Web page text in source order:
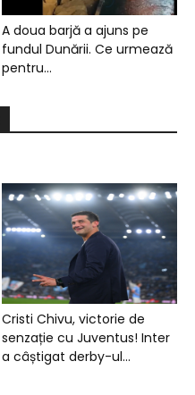
A doua barjă a ajuns pe
fundul Dunării. Ce urmează
pentru...
Cristi Chivu, victorie de
senzație cu Juventus! Inter
a câștigat derby-ul...